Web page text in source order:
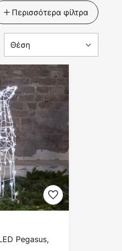
Περισσότερα φίλτρα
Pegasus,